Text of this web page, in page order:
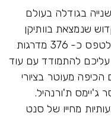
בגודלה בעולם
שנמצאת בוותיקן
(רומא). אל גלריית האבן יהיה עליכם לטפס כ- 376 מדרגות
עליכם להתמודד עם עוד
הכיפה מעוטר בציורי
ג'יימס ת'ורנהיל.
מחייו של סנט